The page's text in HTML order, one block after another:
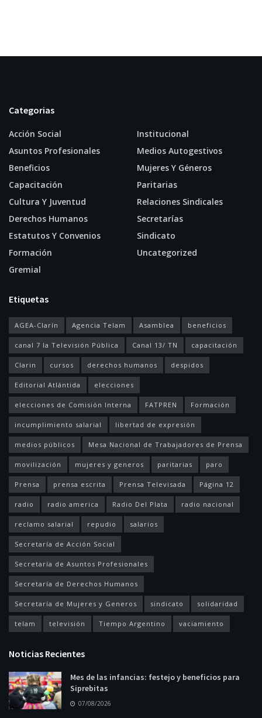
Categorias
Acción Social
Asuntos Profesionales
Beneficios
Capacitación
Cultura Y Juventud
Derechos Humanos
Estatutos Y Convenios
Formación
Gremial
Institucional
Medios Autogestivos
Mujeres Y Géneros
Paritarias
Relaciones Sindicales
Secretarías
Sindicato
Uncategorized
Etiquetas
AGEA-Clarín Agencia Telam Asamblea beneficios
canal 7 la Televisión Pública Canal 13/ TN capacitación
Clarin cursos derechos humanos despidos
Editorial Atlántida elecciones
elecciones de Comisión Interna FATPREN Formación
incumplimiento salarial libertad de expresión
medios públicos Mesa Nacional de Trabajadores de Prensa
movilización mujeres y generos paritarias paro
Prensa prensa escrita Prensa Televisada Página 12
radio radio america Radio Del Plata radio nacional
reclamo salarial repudio salarios
Secretaría de Acción Social
Secretaría de Asuntos Profesionales
Secretaría de Derechos Humanos
Secretaría de Mujeres y Generos sindicato solidaridad
telam televisión Tiempo Argentino vaciamiento
Noticias Recientes
Mes de las infancias: festejo y beneficios para
Siprebitas
07/08/2026